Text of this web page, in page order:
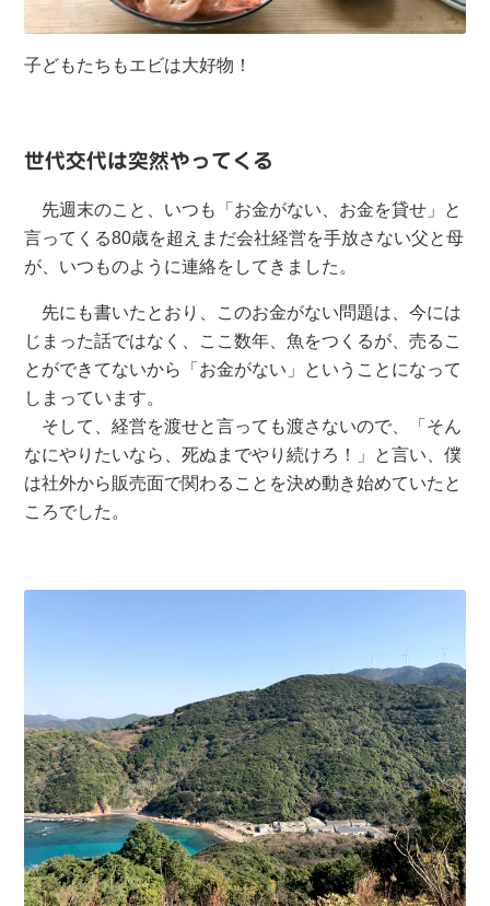
子どもたちもエビは大好物！
世代交代は突然やってくる
先週末のこと、いつも「お金がない、お金を貸せ」と
言ってくる80歳を超えまだ会社経営を手放さない父と母
が、いつものように連絡をしてきました。
先にも書いたとおり、このお金がない問題は、今には
じまった話ではなく、ここ数年、魚をつくるが、売るこ
とができてないから「お金がない」ということになって
しまっています。
そして、経営を渡せと言っても渡さないので、「そん
なにやりたいなら、死ぬまでやり続けろ！」と言い、僕
は社外から販売面で関わることを決め動き始めていたと
ころでした。